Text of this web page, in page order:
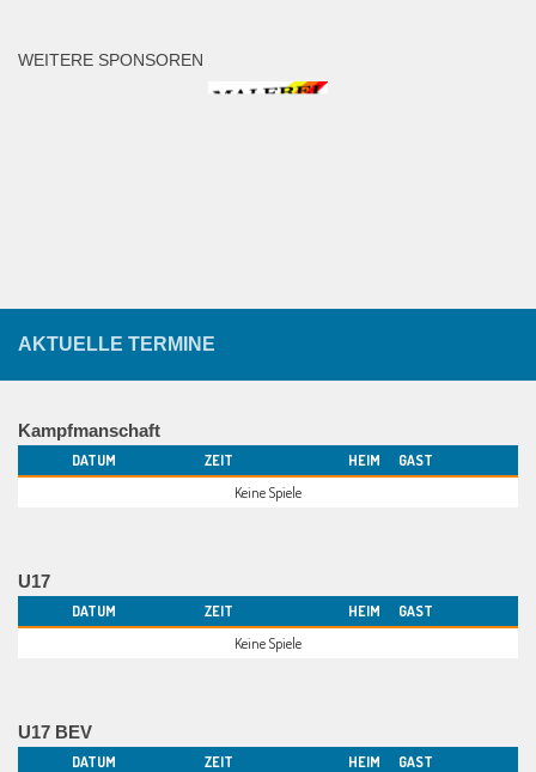
WEITERE SPONSOREN
AKTUELLE TERMINE
Kampfmanschaft
DATUM ZEIT HEIM
GAST
Keine Spiele
U17
DATUM ZEIT HEIM
GAST
Keine Spiele
U17 BEV
DATUM ZEIT HEIM
GAST